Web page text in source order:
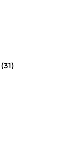
(31)